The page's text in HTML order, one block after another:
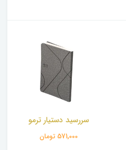
سررسید دستیار ترمو
571,000 تومان